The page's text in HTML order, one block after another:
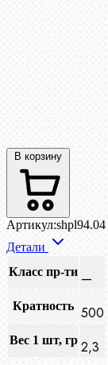
В корзину
Артикул:shpl94.04
Детали
Класс пр-ти —
Кратность 500
Вес 1 шт, гр 2,3